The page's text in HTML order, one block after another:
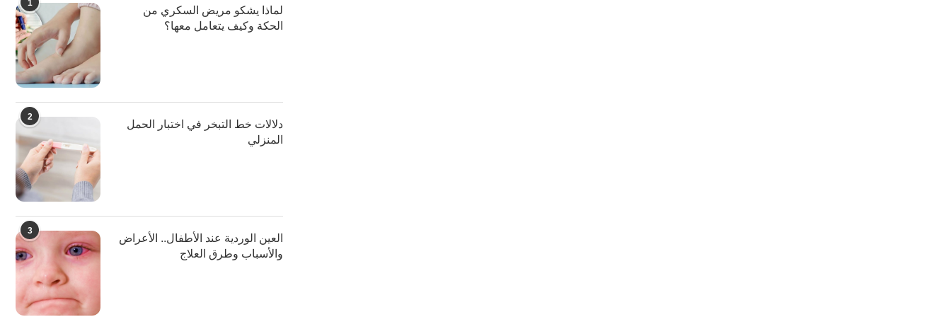
1
لماذا يشكو مريض السكري من
الحكة وكيف يتعامل معها؟
2
دلالات خط التبخر في اختبار الحمل
المنزلي
3
العين الوردية عند الأطفال.. الأعراض
والأسباب وطرق العلاج